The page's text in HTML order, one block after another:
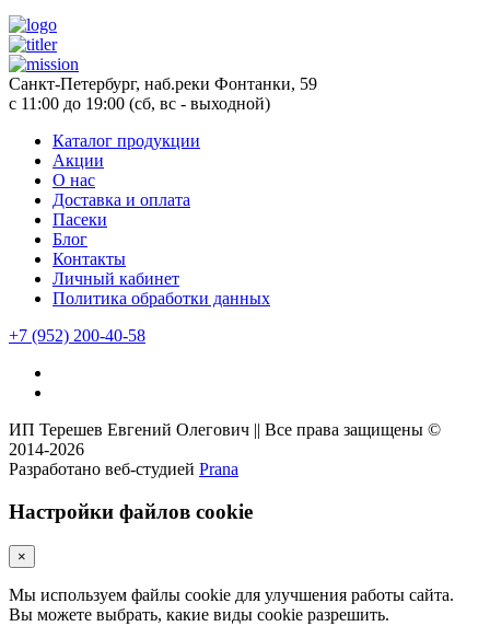
Санкт-Петербург, наб.реки Фонтанки, 59
с 11:00 до 19:00 (сб, вс - выходной)
Каталог продукции
Акции
О нас
Доставка и оплата
Пасеки
Блог
Контакты
Личный кабинет
Политика обработки данных
+7 (952) 200-40-58
ИП Терешев Евгений Олегович || Все права защищены ©
2014-2026
Разработано веб-студией Prana
Настройки файлов cookie
×
Мы используем файлы cookie для улучшения работы сайта.
Вы можете выбрать, какие виды cookie разрешить.